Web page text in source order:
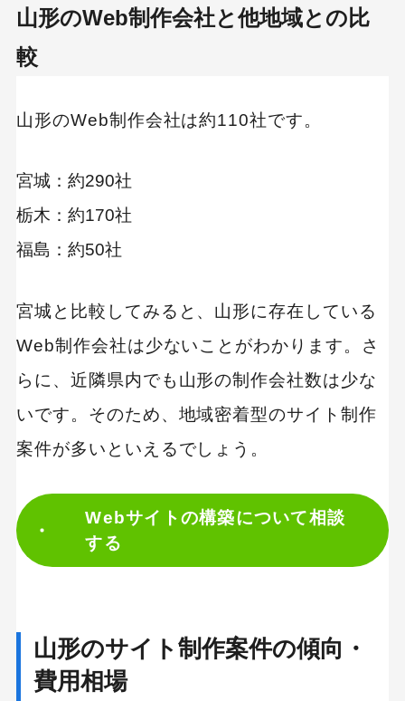
会社
デジコンキューブ
株式会社MOIN
サイト制作に関するセミナーを開催｜株式会社
Gazi工房
企業パンフレットの制作も可能｜株式会社リゾ
リューションズ
Web活用マニュアルを展開｜有限会社DESIGN
CROSS
【制作カテゴリ別】採用(リクルート)サイトの制
作が得意な制作会社
Webやイラスト、紙媒体までデザインが得意｜
ユーザーの心に残るデザインが特徴｜ツウィ
ン・グラフィックス株式会社
山形のWeb制作会社と他地域との比
較
山形のWeb制作会社は約110社です。
宮城：約290社
栃木：約170社
福島：約50社
宮城と比較してみると、山形に存在している
Web制作会社は少ないことがわかります。さ
らに、近隣県内でも山形の制作会社数は少な
いです。そのため、地域密着型のサイト制作
案件が多いといえるでしょう。
Webサイトの構築について相談
する
山形のサイト制作案件の傾向・
費用相場